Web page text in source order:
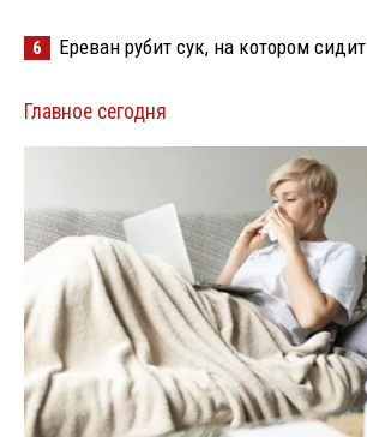
6 Ереван рубит сук, на котором сидит
Главное сегодня